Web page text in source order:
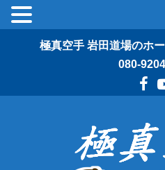
極真空手 岩田道場のホ
080-